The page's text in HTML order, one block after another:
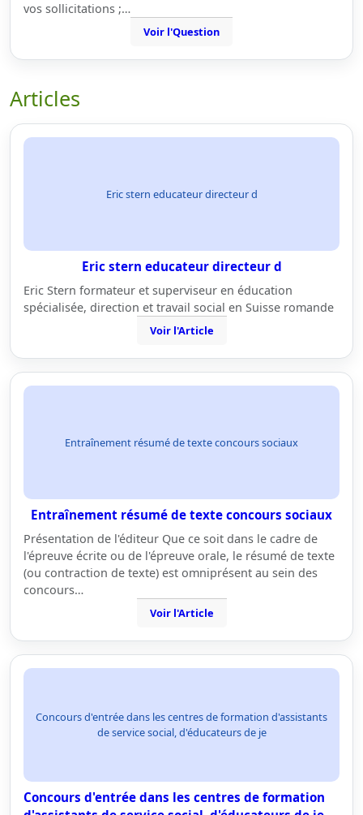
vos sollicitations ;…
Voir l'Question
Articles
Eric stern educateur directeur d
Eric stern educateur directeur d
Eric Stern formateur et superviseur en éducation
spécialisée, direction et travail social en Suisse romande
Voir l'Article
Entraînement résumé de texte concours sociaux
Entraînement résumé de texte concours sociaux
Présentation de l'éditeur Que ce soit dans le cadre de
l'épreuve écrite ou de l'épreuve orale, le résumé de texte
(ou contraction de texte) est omniprésent au sein des
concours…
Voir l'Article
Concours d'entrée dans les centres de formation d'assistants
de service social, d'éducateurs de je
Concours d'entrée dans les centres de formation